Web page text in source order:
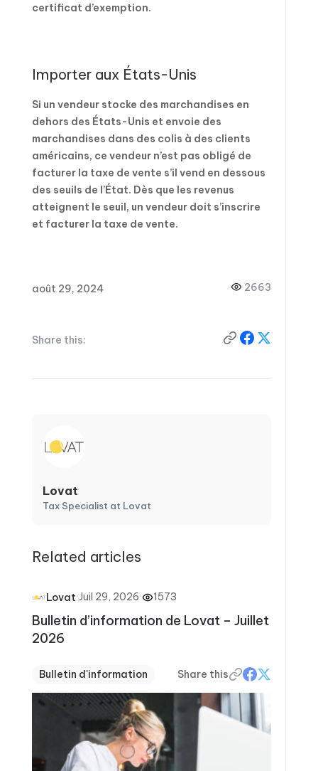
certificat d’exemption.
Importer aux États-Unis
Si un vendeur stocke des marchandises en
dehors des États-Unis et envoie des
marchandises dans des colis à des clients
américains, ce vendeur n’est pas obligé de
facturer la taxe de vente s’il vend en dessous
des seuils de l’État. Dès que les revenus
atteignent le seuil, un vendeur doit s’inscrire
et facturer la taxe de vente.
août 29, 2024 2663
Share this:
Lovat
Tax Specialist at Lovat
Related articles
Lovat·Juil 29, 2026· 1573
Bulletin d’information de Lovat – Juillet
2026
Bulletin d'information Share this